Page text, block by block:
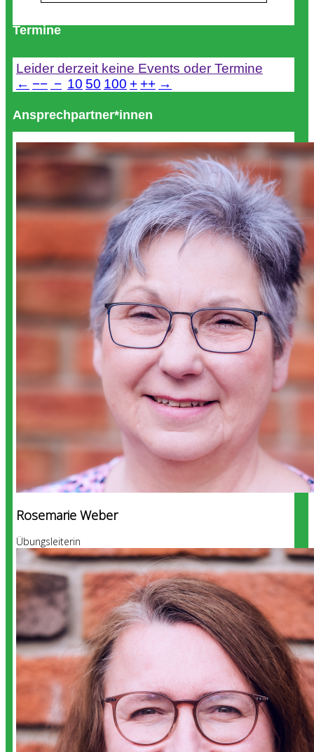
Termine
Leider derzeit keine Events oder Termine
← −− − 10 50 100 + ++ →
Ansprechpartner*innen
Rosemarie Weber
Übungsleiterin